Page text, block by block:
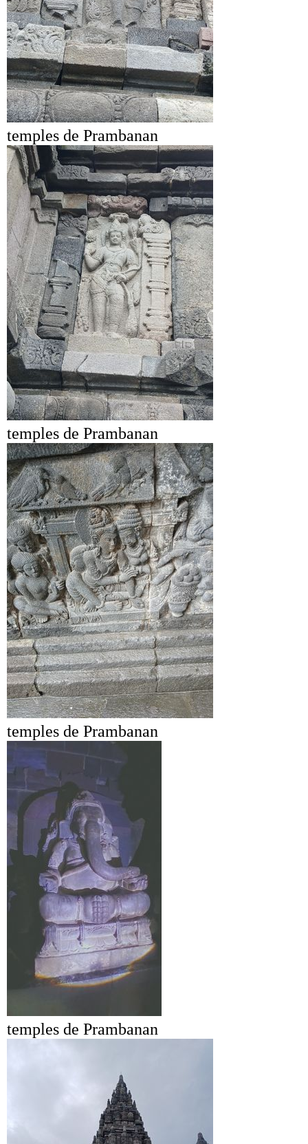
temples de Prambanan
temples de Prambanan
temples de Prambanan
temples de Prambanan